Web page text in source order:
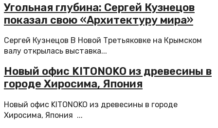
Угольная глубина: Сергей Кузнецов
показал свою «Архитектуру мира»
Сергей Кузнецов В Новой Третьяковке на Крымском
валу открылась выставка...
Новый офис KITONOKO из древесины в
городе Хиросима, Япония
Новый офис KITONOKO из древесины в городе
Хиросима, Япония ...